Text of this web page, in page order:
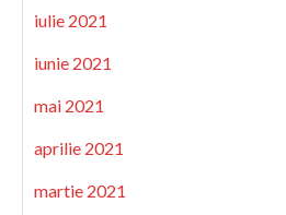
iulie 2021
iunie 2021
mai 2021
aprilie 2021
martie 2021